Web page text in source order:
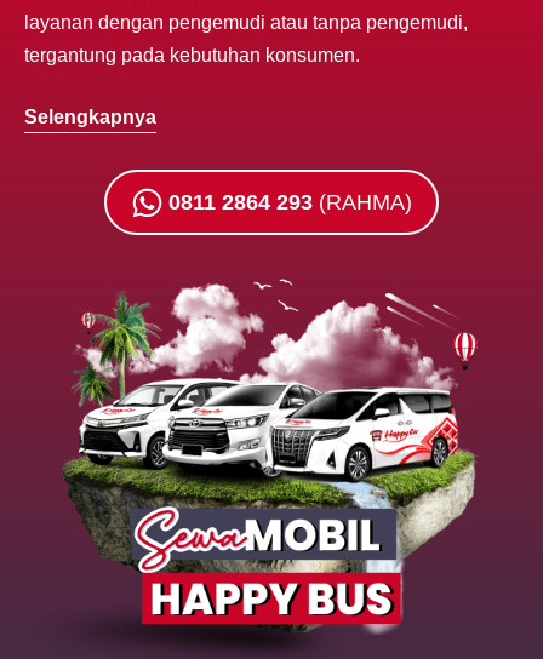
layanan dengan pengemudi atau tanpa pengemudi,
tergantung pada kebutuhan konsumen.
Selengkapnya
0811 2864 293 (RAHMA)